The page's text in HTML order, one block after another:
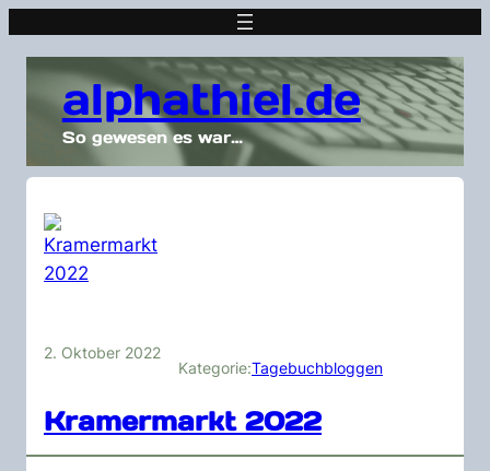
alphathiel.de
So gewesen es war…
2. Oktober 2022
Kategorie:Tagebuchbloggen
Kramermarkt 2022